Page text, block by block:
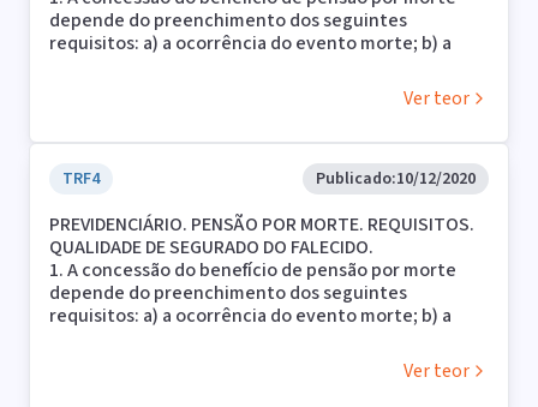
depende do preenchimento dos seguintes
requisitos: a) a ocorrência do evento morte; b) a
pensão; c) a demonstração da qualidade de
segurado do de cujus por ocasião do óbito. O
legislação vigente à época do óbito.
2. Mantém a qualidade de segurado, nos termos do
art. 102, §§1º e 2º da LBPS, o segurado que reunia
condições de se aposentar.
3. Comprovado o preenchimento de todos os
requisitos legais, a parte autora faz jus ao benefício
de pensão por morte.
Ver teor
TRF4 Publicado:10/12/2020
PREVIDENCIÁRIO. PENSÃO POR MORTE. REQUISITOS.
QUALIDADE DE SEGURADO DO FALECIDO.
1. A concessão do benefício de pensão por morte
depende do preenchimento dos seguintes
requisitos: a) a ocorrência do evento morte; b) a
pensão; c) a demonstração da qualidade de
segurado do de cujus por ocasião do óbito. OVer teor